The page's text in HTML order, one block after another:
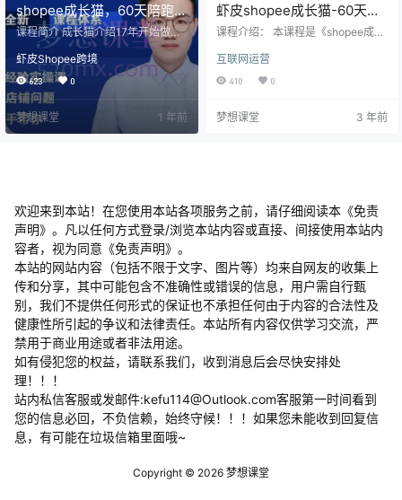
shopee成长猫，60天陪跑
课，实战经验实操课，解决
店铺问题
课程简介 成长猫介绍17年开始做跨
境领域，做过三年外贸B2B，在20
年初开始做B2C，也跟你们一样迷
茫过，纠结过。直想着可以通过什
么方式创业，改变一眼望到头的工
作，实现财务自由.一开始兼职，每
天下班做店铺，第4天就出单了，个
月上优选卖家，虽然一直进步很
职创业终于拨云见…
虾皮Shopee跨境
623 0
梦想课堂 1 年前
虾皮shopee成长猫-60天陪
跑课，从0到一做好shopee
课程介绍： 本课程是《shopee成长
ee》，课程共31节，官网售价2899
元。 成长猫介绍： 积累17年开始做
茫过，纠结过。一直想着可以通过
互联网运营
410 0
梦想课堂 3 年前
欢迎来到本站！在您使用本站各项服务之前，请仔细阅读本《免责
声明》。凡以任何方式登录/浏览本站内容或直接、间接使用本站内
容者，视为同意《免责声明》。
本站的网站内容（包括不限于文字、图片等）均来自网友的收集上
传和分享，其中可能包含不准确性或错误的信息，用户需自行甄
别，我们不提供任何形式的保证也不承担任何由于内容的合法性及
健康性所引起的争议和法律责任。本站所有内容仅供学习交流，严
禁用于商业用途或者非法用途。
​如有侵犯您的权益，请联系我们，收到消息后会尽快安排处
理！！！
站内私信客服或发邮件:kefu114@Outlook.com客服第一时间看到
您的信息必回，不负信赖，始终守候！！！如果您未能收到回复信
息，有可能在垃圾信箱里面哦~
Copyright © 2026 梦想课堂